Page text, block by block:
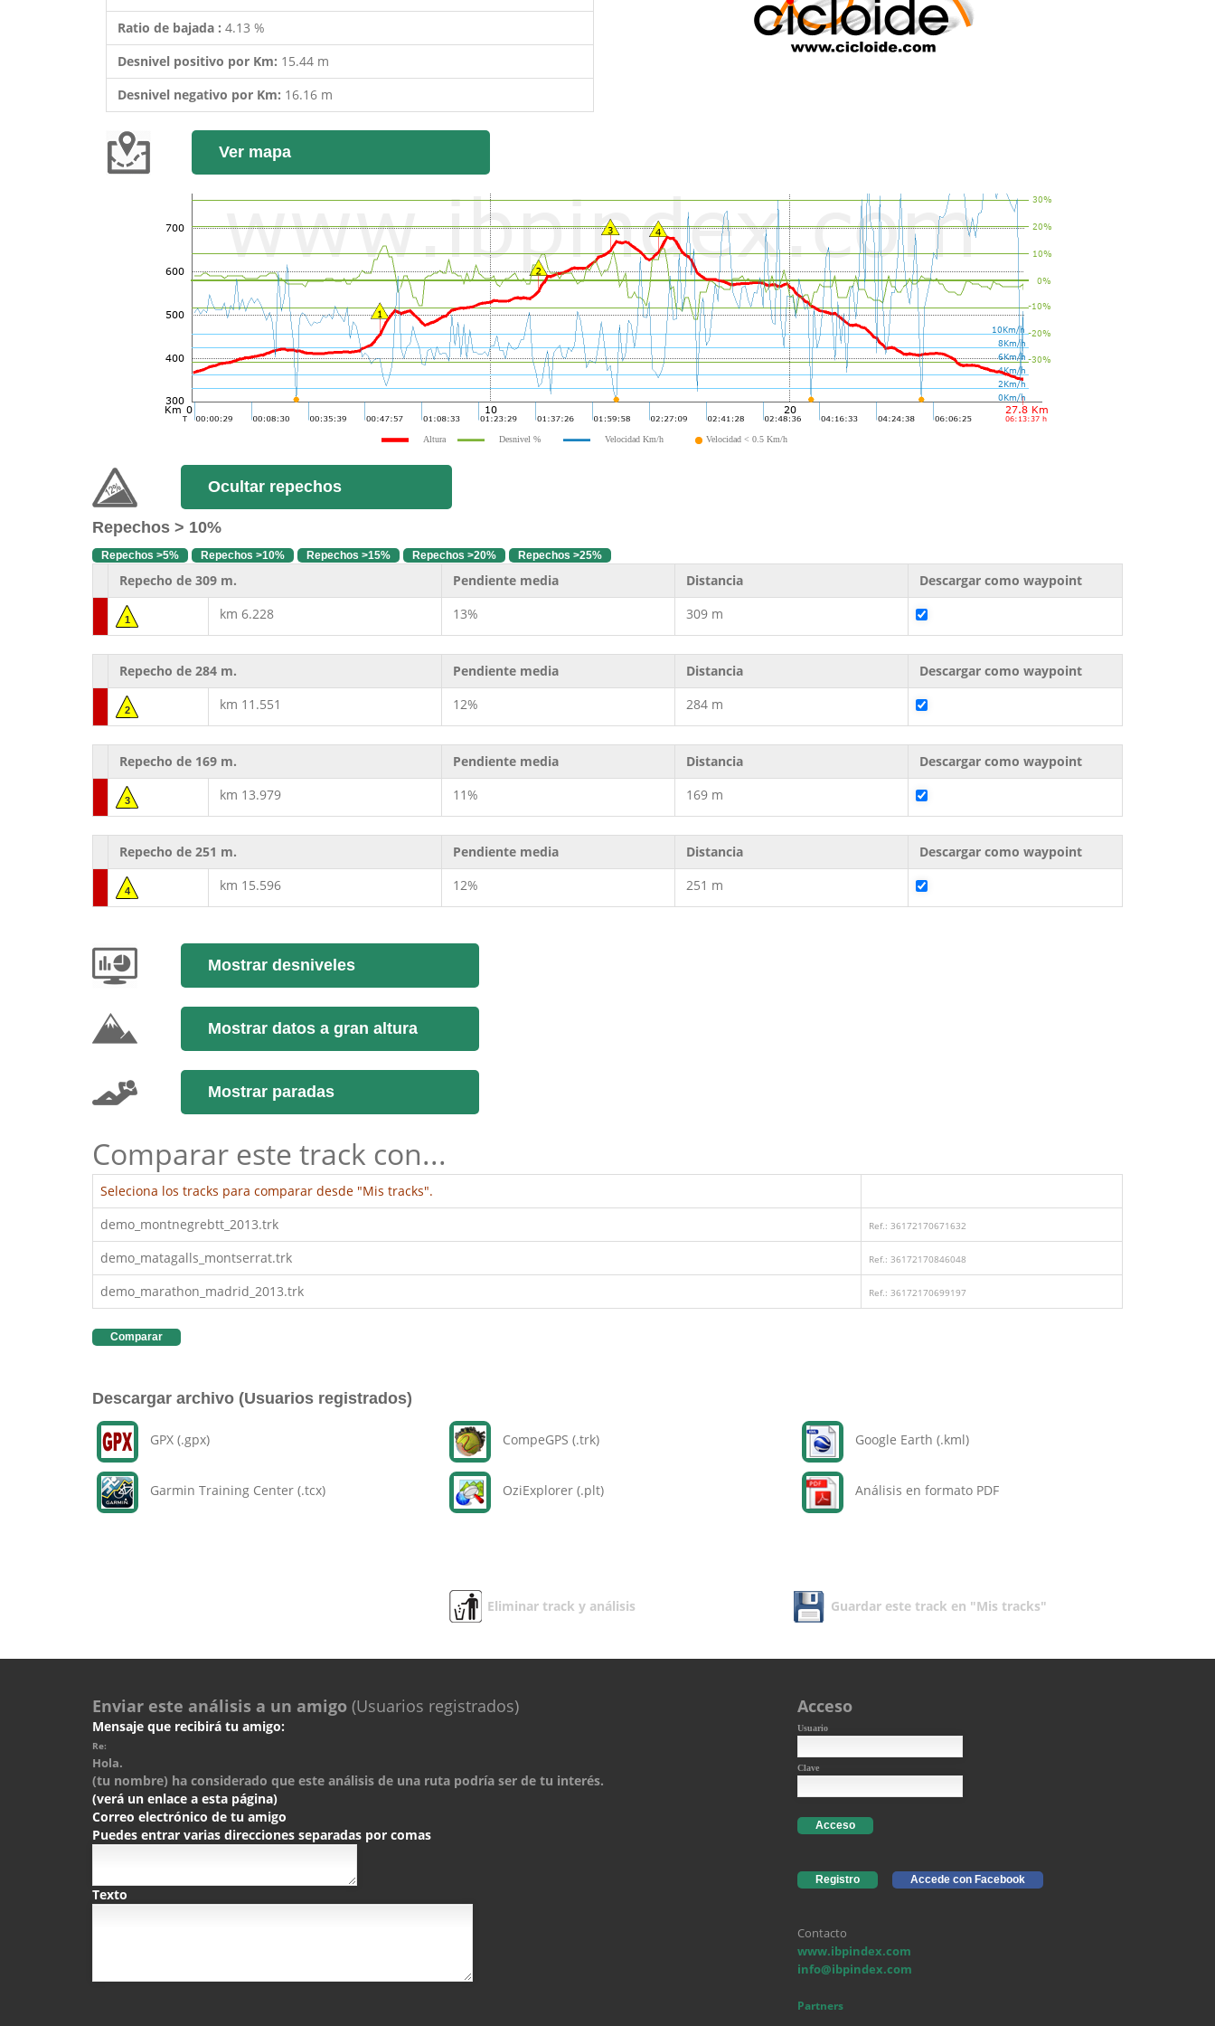
Ratio de bajada : 4.13 %
Desnivel positivo por Km: 15.44 m
Desnivel negativo por Km: 16.16 m
Ver mapa
Altura Desnivel % Velocidad Km/h Velocidad < 0.5 Km/h
Ocultar repechos
Repechos > 10%
Repechos >5% Repechos >10% Repechos >15% Repechos >20% Repechos >25%
Repecho de 309 m. Pendiente media Distancia Descargar como waypoint
1 km 6.228 13% 309 m
Repecho de 284 m. Pendiente media Distancia Descargar como waypoint
2 km 11.551 12% 284 m
Repecho de 169 m. Pendiente media Distancia Descargar como waypoint
3 km 13.979 11% 169 m
Repecho de 251 m. Pendiente media Distancia Descargar como waypoint
4 km 15.596 12% 251 m
Mostrar desniveles
Mostrar datos a gran altura
Mostrar paradas
Comparar este track con...
Seleciona los tracks para comparar desde "Mis tracks".
demo_montnegrebtt_2013.trk
Ref.: 36172170671632
demo_matagalls_montserrat.trk Ref.: 36172170846048
demo_marathon_madrid_2013.trk Ref.: 36172170699197
Comparar
Descargar archivo (Usuarios registrados)
GPX (.gpx)
Garmin Training Center (.tcx)
CompeGPS (.trk)
OziExplorer (.plt)
Google Earth (.kml)
Análisis en formato PDF
Eliminar track y análisis Guardar este track en "Mis tracks"
Enviar este análisis a un amigo (Usuarios registrados)
Mensaje que recibirá tu amigo:
Re:
Hola.
(tu nombre) ha considerado que este análisis de una ruta podría ser de tu interés.
(verá un enlace a esta página)
Correo electrónico de tu amigo
Puedes entrar varias direcciones separadas por comas
Texto
Acceso
Usuario
Clave
Acceso
Registro Accede con Facebook
Contacto
www.ibpindex.com
info@ibpindex.com
Partners